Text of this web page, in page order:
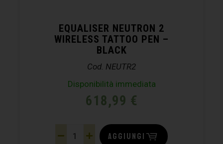
EQUALISER NEUTRON 2
WIRELESS TATTOO PEN –
BLACK
Cod. NEUTR2
Disponibilità immediata
618,99 €
AGGIUNGI